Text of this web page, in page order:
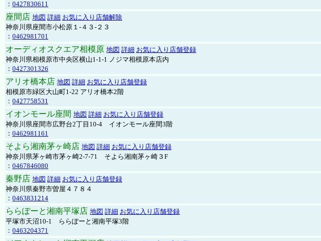
： 0427830611
座間店 地図 詳細 お気に入り店舗解除
神奈川県座間市小松原１-４３-２３
： 0462981701
オーディオスクエア相模原 地図 詳細 お気に入り店舗登録
神奈川県相模原市中央区横山1-1-1 ノジマ相模原本店内
： 0427301326
アリオ橋本店 地図 詳細 お気に入り店舗登録
相模原市緑区大山町1-22 アリオ橋本2階
： 0427758531
イオンモール座間 地図 詳細 お気に入り店舗登録
神奈川県座間市広野台2丁目10-4 イオンモール座間3階
： 0462981161
そよら湘南茅ヶ崎店 地図 詳細 お気に入り店舗登録
神奈川県茅ヶ崎市茅ヶ崎2‐7‐71 そよら湘南茅ヶ崎３F
： 0467846080
秦野店 地図 詳細 お気に入り店舗登録
神奈川県秦野市曽屋４７８４
： 0463831214
ららぽーと湘南平塚店 地図 詳細 お気に入り店舗登録
平塚市天沼10-1 ららぽーと湘南平塚3階
： 0463204371